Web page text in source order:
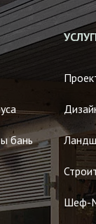
бань
Шеф-